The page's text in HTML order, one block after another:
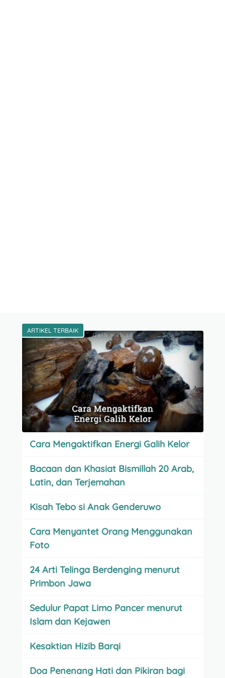
ARTIKEL TERBAIK
Cara Mengaktifkan Energi Galih Kelor
Bacaan dan Khasiat Bismillah 20 Arab,
Latin, dan Terjemahan
Kisah Tebo si Anak Genderuwo
Cara Menyantet Orang Menggunakan
Foto
24 Arti Telinga Berdenging menurut
Primbon Jawa
Sedulur Papat Limo Pancer menurut
Islam dan Kejawen
Kesaktian Hizib Barqi
Doa Penenang Hati dan Pikiran bagi